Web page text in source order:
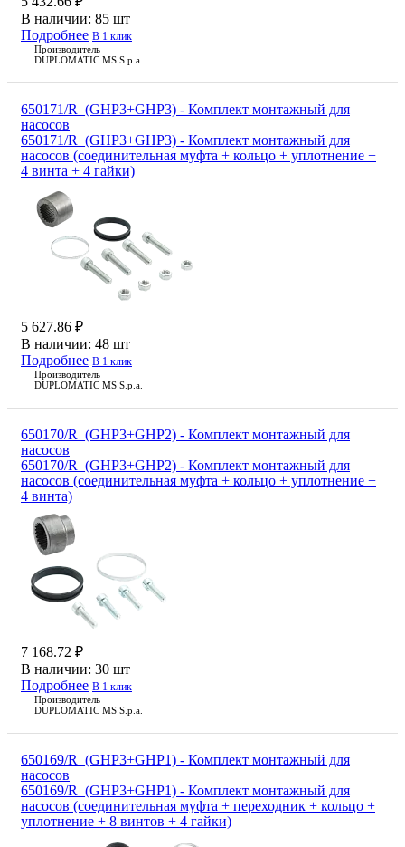
В наличии: 85 шт
Подробнее В 1 клик
Производитель
DUPLOMATIC MS S.p.a.
650171/R_(GHP3+GHP3) - Комплект монтажный для
насосов
650171/R_(GHP3+GHP3) - Комплект монтажный для
насосов (соединительная муфта + кольцо + уплотнение +
4 винта + 4 гайки)
5 627.86 ₽
В наличии: 48 шт
Подробнее В 1 клик
Производитель
DUPLOMATIC MS S.p.a.
650170/R_(GHP3+GHP2) - Комплект монтажный для
насосов
650170/R_(GHP3+GHP2) - Комплект монтажный для
насосов (соединительная муфта + кольцо + уплотнение +
4 винта)
7 168.72 ₽
В наличии: 30 шт
Подробнее В 1 клик
Производитель
DUPLOMATIC MS S.p.a.
650169/R_(GHP3+GHP1) - Комплект монтажный для
насосов
650169/R_(GHP3+GHP1) - Комплект монтажный для
насосов (соединительная муфта + переходник + кольцо +
уплотнение + 8 винтов + 4 гайки)